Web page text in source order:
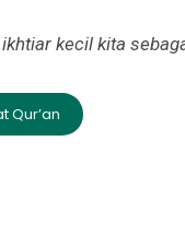
kecil kita
Qur’an